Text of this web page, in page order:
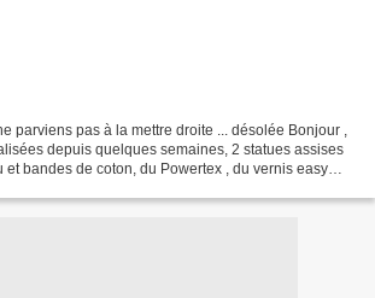
pas à la mettre droite ... désolée Bonjour ,
depuis quelques semaines, 2 statues assises
et bandes de coton, du Powertex , du vernis easy